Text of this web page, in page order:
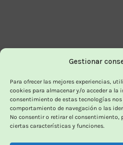
Gestionar
Para ofrecer las mejores experiencias,
cookies para almacenar y/o acceder a
consentimiento de estas tecnologías
comportamiento de navegación o las
No consentir o retirar el consentimiento,
ciertas características y funciones.